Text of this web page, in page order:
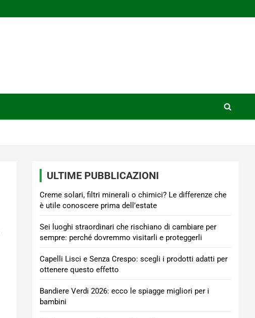
ULTIME PUBBLICAZIONI
Creme solari, filtri minerali o chimici? Le differenze che
è utile conoscere prima dell’estate
Sei luoghi straordinari che rischiano di cambiare per
sempre: perché dovremmo visitarli e proteggerli
Capelli Lisci e Senza Crespo: scegli i prodotti adatti per
ottenere questo effetto
Bandiere Verdi 2026: ecco le spiagge migliori per i
bambini